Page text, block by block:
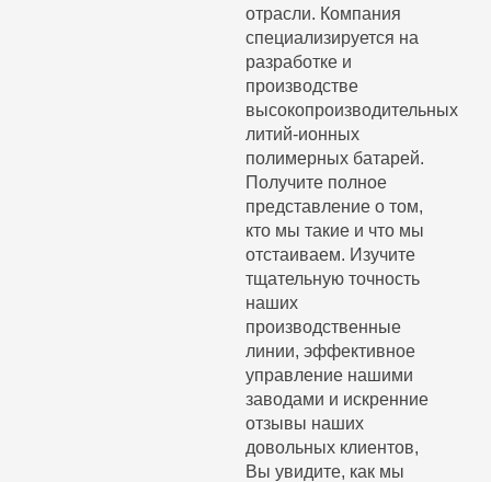
отрасли. Компания
специализируется на
разработке и
производстве
высокопроизводительных
литий-ионных
полимерных батарей.
Получите полное
представление о том,
кто мы такие и что мы
отстаиваем. Изучите
тщательную точность
наших
производственные
линии, эффективное
управление нашими
заводами и искренние
отзывы наших
довольных клиентов,
Вы увидите, как мы